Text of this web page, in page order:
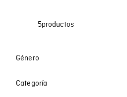
5productos
Categoría